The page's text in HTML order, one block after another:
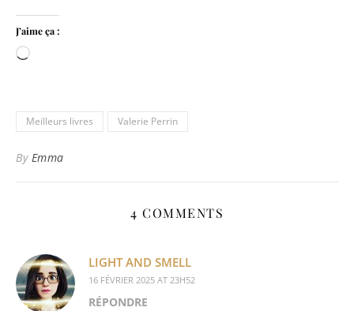
J’aime ça :
Chargement…
Meilleurs livres Valerie Perrin
By Emma
4 COMMENTS
LIGHT AND SMELL
16 FÉVRIER 2025 AT 23H52
RÉPONDRE